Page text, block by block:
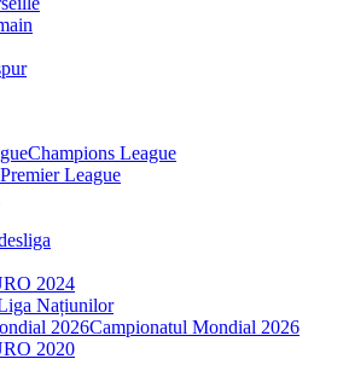
Champions League
Premier League
2024
Națiunilor
Campionatul Mondial 2026
2020